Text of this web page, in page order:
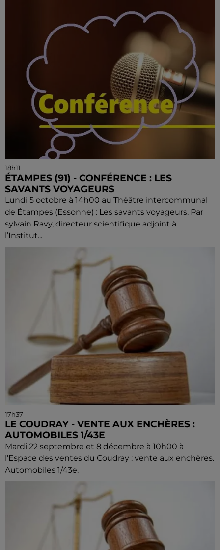
18h11
ÉTAMPES (91) - CONFÉRENCE : LES
SAVANTS VOYAGEURS
Lundi 5 octobre à 14h00 au Théâtre intercommunal
de Étampes (Essonne) : Les savants voyageurs. Par
sylvain Ravy, directeur scientifique adjoint à
l’Institut...
17h37
LE COUDRAY - VENTE AUX ENCHÈRES :
AUTOMOBILES 1/43E
Mardi 22 septembre et 8 décembre à 10h00 à
l'Espace des ventes du Coudray : vente aux enchères.
Automobiles 1/43e.